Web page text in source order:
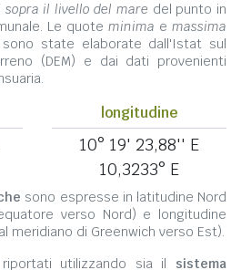
sopra il livello del mare del punto in
Le quote minima e massima
state elaborate dall'Istat sul
(DEM) e dai dati provenienti
longitudine
10° 19' 23,88'' E
10,3233° E
sono espresse in latitudine Nord
verso Nord) e longitudine
meridiano di Greenwich verso Est).
utilizzando sia il sistema